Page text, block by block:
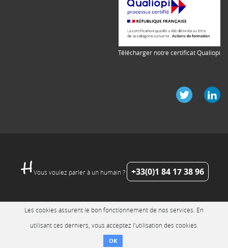
Télécharger notre certificat Qualiopi
Vous voulez parler à un humain ? +33(0)1 84 17 38 96
Les cookies assurent le bon fonctionnement de nos services. En
utilisant ces derniers, vous acceptez l'utilisation des cookies.
OK